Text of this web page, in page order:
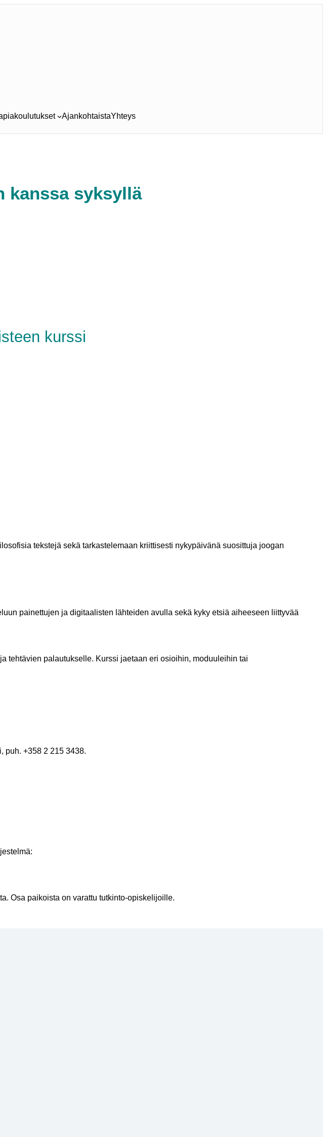
AjankohtaistaYhteys
kanssa syksyllä
kurssi
tekstejä sekä tarkastelemaan kriittisesti nykypäivänä suosittuja joogan
painettujen ja digitaalisten lähteiden avulla sekä kyky etsiä aiheeseen liittyvää
tehtävien palautukselle. Kurssi jaetaan eri osioihin, moduuleihin tai
puh. +358 2 215 3438.
Osa paikoista on varattu tutkinto-opiskelijoille.